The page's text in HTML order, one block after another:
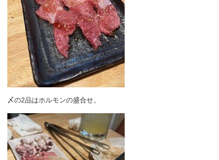
〆の2品はホルモンの盛合せ。